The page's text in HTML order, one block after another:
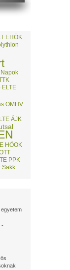
EHÖK
ELTE
OMHV
ÁJK
HÖOK
PPK
Sakk
-